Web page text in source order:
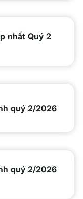
nhất Quý 2
quý 2/2026
quý 2/2026